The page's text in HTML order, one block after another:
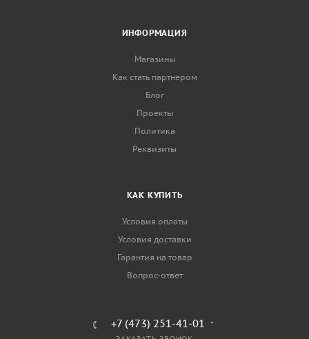
ИНФОРМАЦИЯ
Магазины
Как стать партнером
Блог
Проекты
Политика
Реквизиты
КАК КУПИТЬ
Условия оплаты
Условия доставки
Гарантия на товар
Вопрос-ответ
+7 (473) 251-41-01